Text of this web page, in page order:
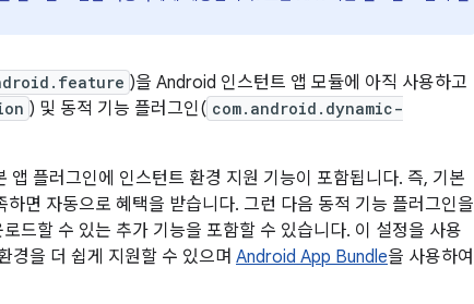
)을 Android 인스턴트 앱 모듈에 아직 사용하고
) 및 동적 기능 플러그인( com.android.dynamic-
플러그인에 인스턴트 환경 지원 기능이 포함됩니다. 즉, 기본
면 자동으로 혜택을 받습니다. 그런 다음 동적 기능 플러그인을
드할 수 있는 추가 기능을 포함할 수 있습니다. 이 설정을 사용
경을 더 쉽게 지원할 수 있으며 Android App Bundle을 사용하여